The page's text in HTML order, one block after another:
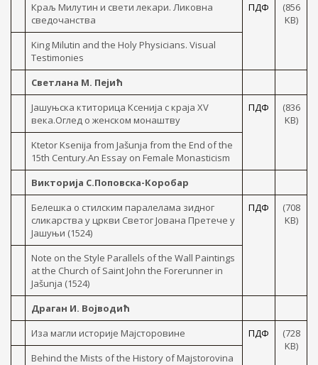
Краљ Милутин и свети лекари. Ликовна
сведочанства
ПДФ
(856
KB)
King Milutin and the Holy Physicians. Visual
Testimonies
Светлана М. Пејић
Јашуњска ктиторица Ксенија с краја XV
века.Оглед о женском монаштву
ПДФ
(836
KB)
Ktetor Ksenija from Jašunja from the End of the
15th Century.An Essay on Female Monasticism
Викторија С.Поповска-Коробар
Белешка о стилским паралелама зидног
сликарства у цркви Светог Јована Претече у
Јашуњи (1524)
ПДФ
(708
KB)
Note on the Style Parallels of the Wall Paintings
at the Church of Saint John the Forerunner in
Jašunja (1524)
Драган И. Војводић
Иза магли историје Мајсторовине
ПДФ
(728
KB)
Behind the Mists of the History of Majstorovina